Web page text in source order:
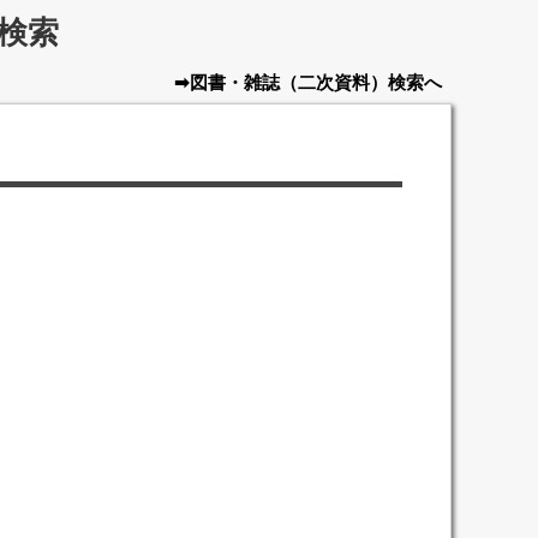
索
➡図書・雑誌（二次資料） 検索へ